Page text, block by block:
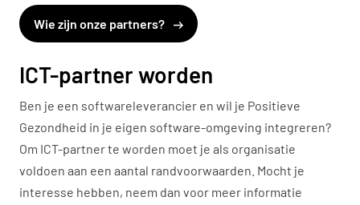
Wie zijn onze partners?
ICT-partner worden
Ben je een softwareleverancier en wil je Positieve
Gezondheid in je eigen software-omgeving integreren?
Om ICT-partner te worden moet je als organisatie
voldoen aan een aantal randvoorwaarden. Mocht je
interesse hebben, neem dan voor meer informatie